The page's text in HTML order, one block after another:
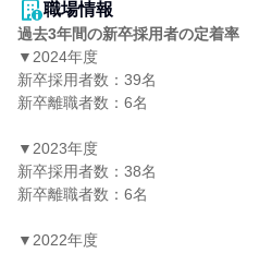
職場情報
過去3年間の新卒採用者の定着率
▼2024年度
新卒採用者数：39名
新卒離職者数：6名
▼2023年度
新卒採用者数：38名
新卒離職者数：6名
▼2022年度